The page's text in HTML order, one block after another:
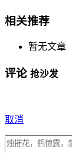
相关推荐
暂无文章
评论 抢沙发
取消